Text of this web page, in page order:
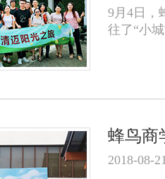
9月4日，
往了“小
蜂鸟
2018-08-